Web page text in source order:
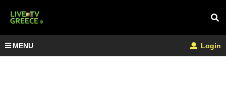
MENU Login